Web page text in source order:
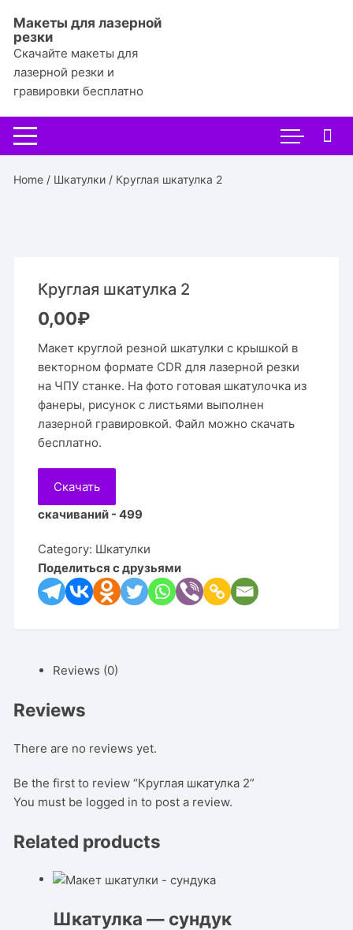
содержимому
Макеты для лазерной
резки
Скачайте макеты для
лазерной резки и
гравировки бесплатно
Home / Шкатулки / Круглая шкатулка 2
Круглая шкатулка 2
0,00₽
Макет круглой резной шкатулки с крышкой в
векторном формате CDR для лазерной резки
на ЧПУ станке. На фото готовая шкатулочка из
фанеры, рисунок с листьями выполнен
лазерной гравировкой. Файл можно скачать
бесплатно.
Скачать
скачиваний - 499
Category: Шкатулки
Поделиться с друзьями
Reviews (0)
Reviews
There are no reviews yet.
Be the first to review “Круглая шкатулка 2”
You must be logged in to post a review.
Related products
Шкатулка — сундук